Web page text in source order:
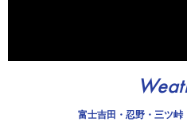
富士吉田・忍野・三ツ峠